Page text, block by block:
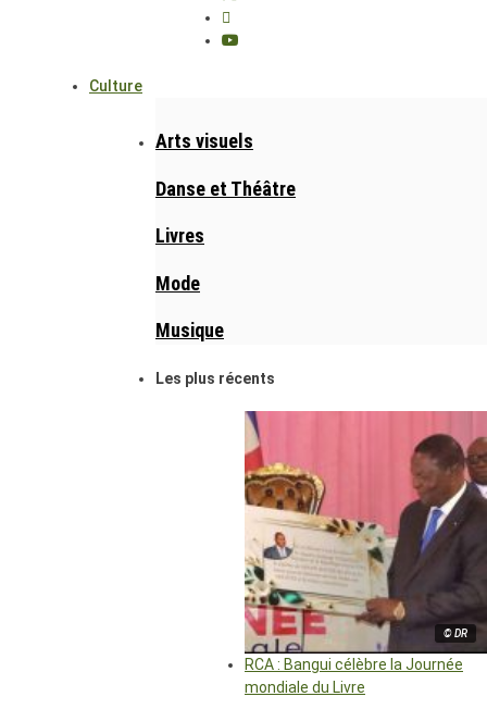
Culture
Arts visuels
Danse et Théâtre
Livres
Mode
Musique
Les plus récents
© DR
RCA : Bangui célèbre la Journée
mondiale du Livre